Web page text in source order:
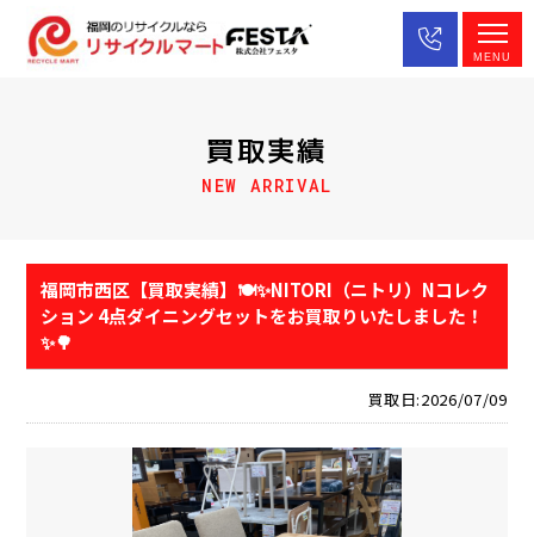
買取実績
NEW ARRIVAL
福岡市西区【買取実績】🍽️✨NITORI（ニトリ）Nコレク
ション 4点ダイニングセットをお買取りいたしました！
✨🌳
買取日:2026/07/09
MENU